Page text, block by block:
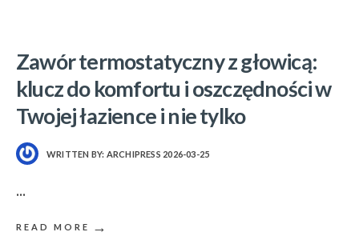
Zawór termostatyczny z głowicą:
klucz do komfortu i oszczędności w
Twojej łazience i nie tylko
WRITTEN BY: ARCHIPRESS 2026-03-25
...
READ MORE →